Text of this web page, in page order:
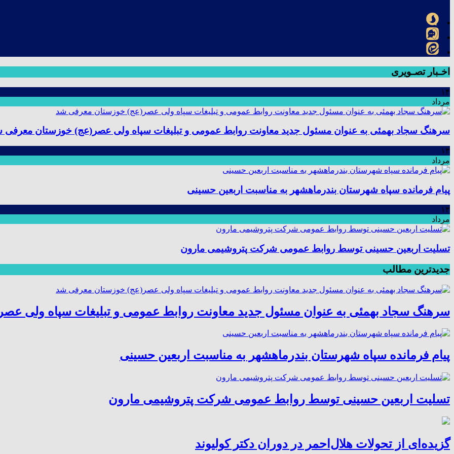
اخـبار تصـویری
۱۴
مرداد
سرهنگ سجاد بهمئی به عنوان مسئول جدید معاونت روابط عمومی و تبلیغات سپاه ولی عصر(عج) خوزستان معرفی
۱۳
مرداد
پیام فرمانده سپاه شهرستان بندرماهشهر به مناسبت اربعین حسینی
۱۳
مرداد
تسلیت اربعین حسینی توسط روابط عمومی شرکت پتروشیمی مارون
جدیدترین مطالب
سرهنگ سجاد بهمئی به عنوان مسئول جدید معاونت روابط عمومی و تبلیغات سپاه ولی
پیام فرمانده سپاه شهرستان بندرماهشهر به مناسبت اربعین حسینی
تسلیت اربعین حسینی توسط روابط عمومی شرکت پتروشیمی مارون
گزیده‌ای از تحولات هلال‌احمر در دوران دکتر کولیوند